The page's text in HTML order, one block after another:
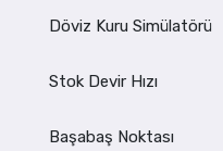
Döviz Kuru Simülatörü
Stok Devir Hızı
Başabaş Noktası